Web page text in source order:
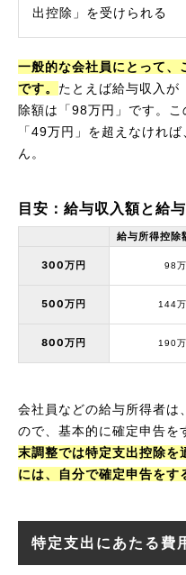
出控除」を受けられる
一般的な会社員にとって、
です。 たとえば給与収入が
除額は「98万円」です。
「49万円」を超えなけれ
ん。
目安：給与収入額と給
給与所得控除
300万円 98
500万円 144
800万円 190
会社員などの給与所得者は
ので、基本的に確定申告を
末調整では特定支出控除を
には、自分で確定申告をす
特定支出にあたる費